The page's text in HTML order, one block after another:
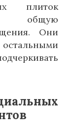
плиток
общую
Они